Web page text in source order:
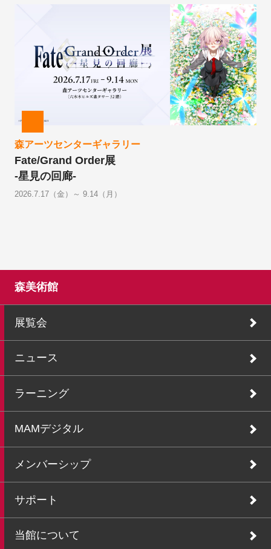
森アーツセンターギャラリー
Fate/Grand Order展
-星見の回廊-
2026.7.17（金）～ 9.14（月）
森美術館
展覧会
ニュース
ラーニング
MAMデジタル
メンバーシップ
サポート
当館について